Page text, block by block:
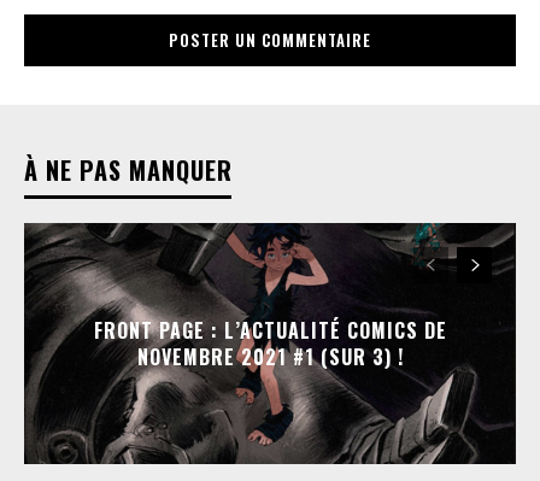
À NE PAS MANQUER
FRONT PAGE : L’ACTUALITÉ COMICS DE
NOVEMBRE 2021 #1 (SUR 3) !